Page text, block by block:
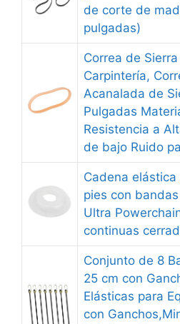
de corte de
pulgadas)
Correa de
Carpintería,
Acanalada de
Pulgadas
Resistencia a
de bajo Ruido
Cadena
pies con
Ultra
continuas
Conjunto de 8
25 cm con
Elásticas para
con